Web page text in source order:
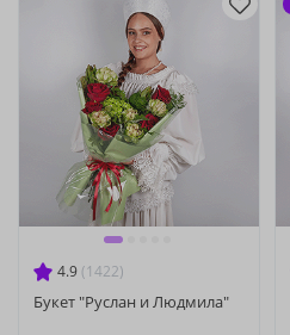
4.9 (1422)
Букет "Руслан и Людмила"